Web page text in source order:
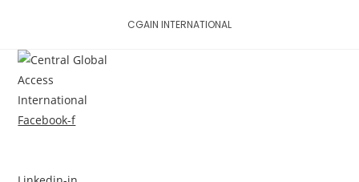
content
CGAIN INTERNATIONAL
Facebook-f